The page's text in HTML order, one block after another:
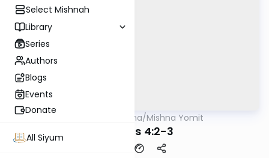
Select Mishnah
Library
Series
Authors
Blogs
Events
Donate
All Siyum
AllMishna/Mishna Yomit
Brachos 4:2-3